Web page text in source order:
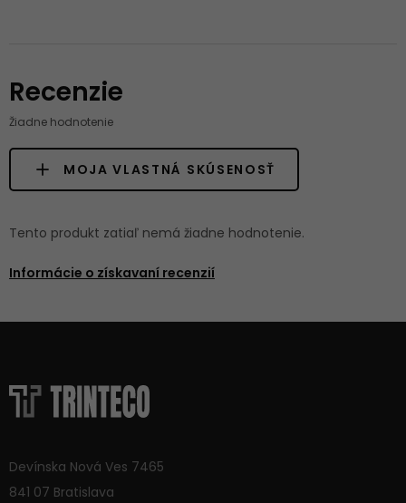
Recenzie
Žiadne hodnotenie
MOJA VLASTNÁ SKÚSENOSŤ
Tento produkt zatiaľ nemá žiadne hodnotenie.
Informácie o získavaní recenzií
Devínska Nová Ves 7465
841 07 Bratislava